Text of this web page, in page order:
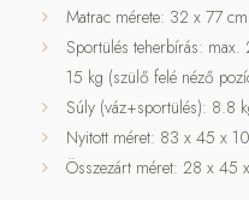
Matrac mérete: 32 x 77 cm
Sportülés teherbírás:
15 kg (szülő felé néző
Súly (váz+sportülés): 8.8
Nyitott méret: 83 x 45 x
Összezárt méret: 28 x 45